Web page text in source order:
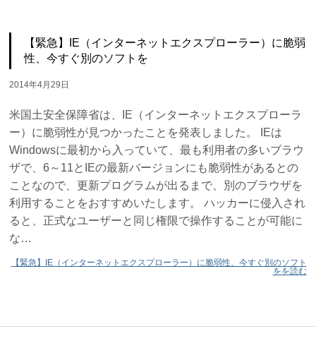
【緊急】IE（インターネットエクスプローラー）に脆弱
性、今すぐ別のソフトを
2014年4月29日
米国土安全保障省は、IE（インターネットエクスプローラ
ー）に脆弱性が見つかったことを発表しました。 IEは
Windowsに最初から入っていて、最も利用者の多いブラウ
ザで、6～11とIEの最新バージョンにも脆弱性があるとの
ことなので、更新プログラムが出るまで、別のブラウザを
利用することをおすすめいたします。 ハッカーに侵入され
ると、正式なユーザーと同じ権限で操作することが可能に
な…
【緊急】IE（インターネットエクスプローラー）に脆弱性、今すぐ別のソフト
をを読む